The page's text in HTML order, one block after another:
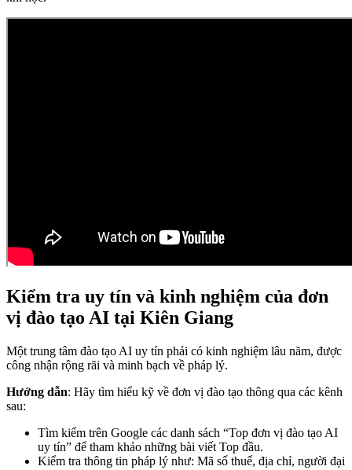
Kiểm tra uy tín và kinh nghiệm của đơn
vị đào tạo AI tại Kiên Giang
Một trung tâm đào tạo AI uy tín phải có kinh nghiệm lâu năm, được
công nhận rộng rãi và minh bạch về pháp lý.
Hướng dẫn: Hãy tìm hiểu kỹ về đơn vị đào tạo thông qua các kênh
sau:
Tìm kiếm trên Google các danh sách “Top đơn vị đào tạo AI
uy tín” để tham khảo những bài viết Top đầu.
Kiểm tra thông tin pháp lý như: Mã số thuế, địa chỉ, người đại